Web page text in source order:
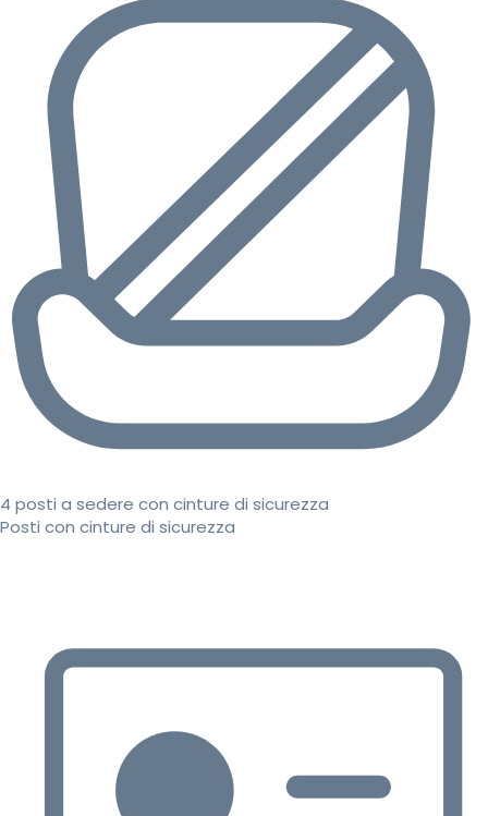
4 posti a sedere con cinture di sicurezza
Posti con cinture di sicurezza